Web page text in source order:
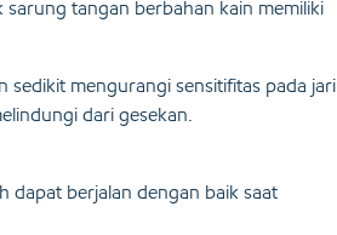
tangan berbahan kain memiliki
mengurangi sensitifitas pada jari
dari gesekan.
dapat berjalan dengan baik saat